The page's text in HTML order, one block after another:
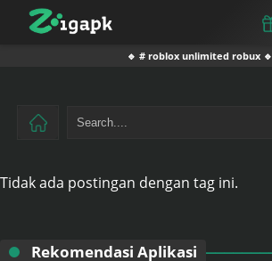
🔹 # roblox unlimited robux 🔹
Tidak ada postingan dengan tag ini.
Rekomendasi Aplikasi